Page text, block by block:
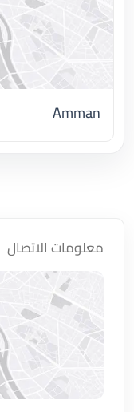
Amman
معلومات الاتصال